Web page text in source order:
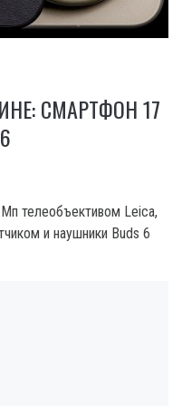
СМАРТФОН 17
телеобъективом Leica,
и наушники Buds 6